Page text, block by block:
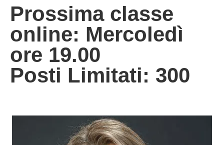
Prossima classe
online: Mercoledì
ore 19.00
Posti Limitati: 300